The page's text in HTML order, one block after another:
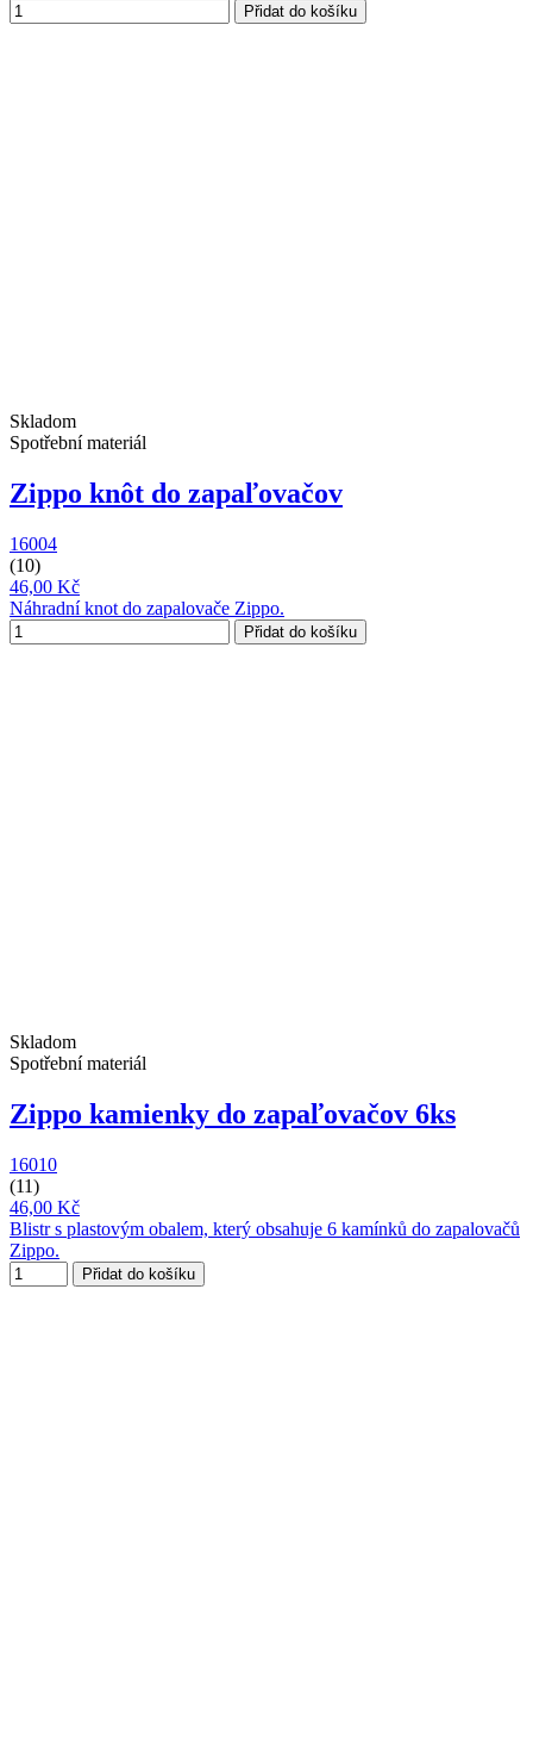
Přidat do košíku
Skladom
Spotřební materiál
Zippo knôt do zapaľovačov
16004
(10)
46,00 Kč
Náhradní knot do zapalovače Zippo.
Přidat do košíku
Skladom
Spotřební materiál
Zippo kamienky do zapaľovačov 6ks
16010
(11)
46,00 Kč
Blistr s plastovým obalem, který obsahuje 6 kamínků do zapalovačů
Zippo.
Přidat do košíku